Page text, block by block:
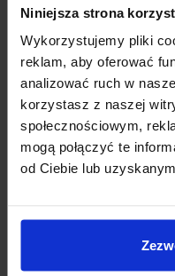
Niniejsza strona
Wykorzystujemy pliki
reklam, aby oferować
analizować ruch w
korzystasz z naszej
społecznościowym,
mogą połączyć te
od Ciebie lub
o